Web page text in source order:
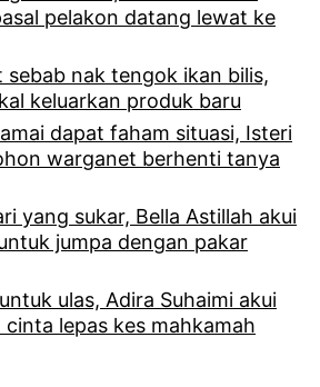
g
y
a
g
a
k
pelakon datang lewat ke
sebab nak tengok ikan bilis,
keluarkan produk baru
dapat faham situasi, Isteri
warganet berhenti tanya
yang sukar, Bella Astillah akui
jumpa dengan pakar
ulas, Adira Suhaimi akui
lepas kes mahkamah